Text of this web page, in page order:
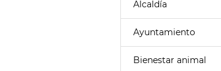
Alcaldía
Ayuntamiento
Bienestar animal